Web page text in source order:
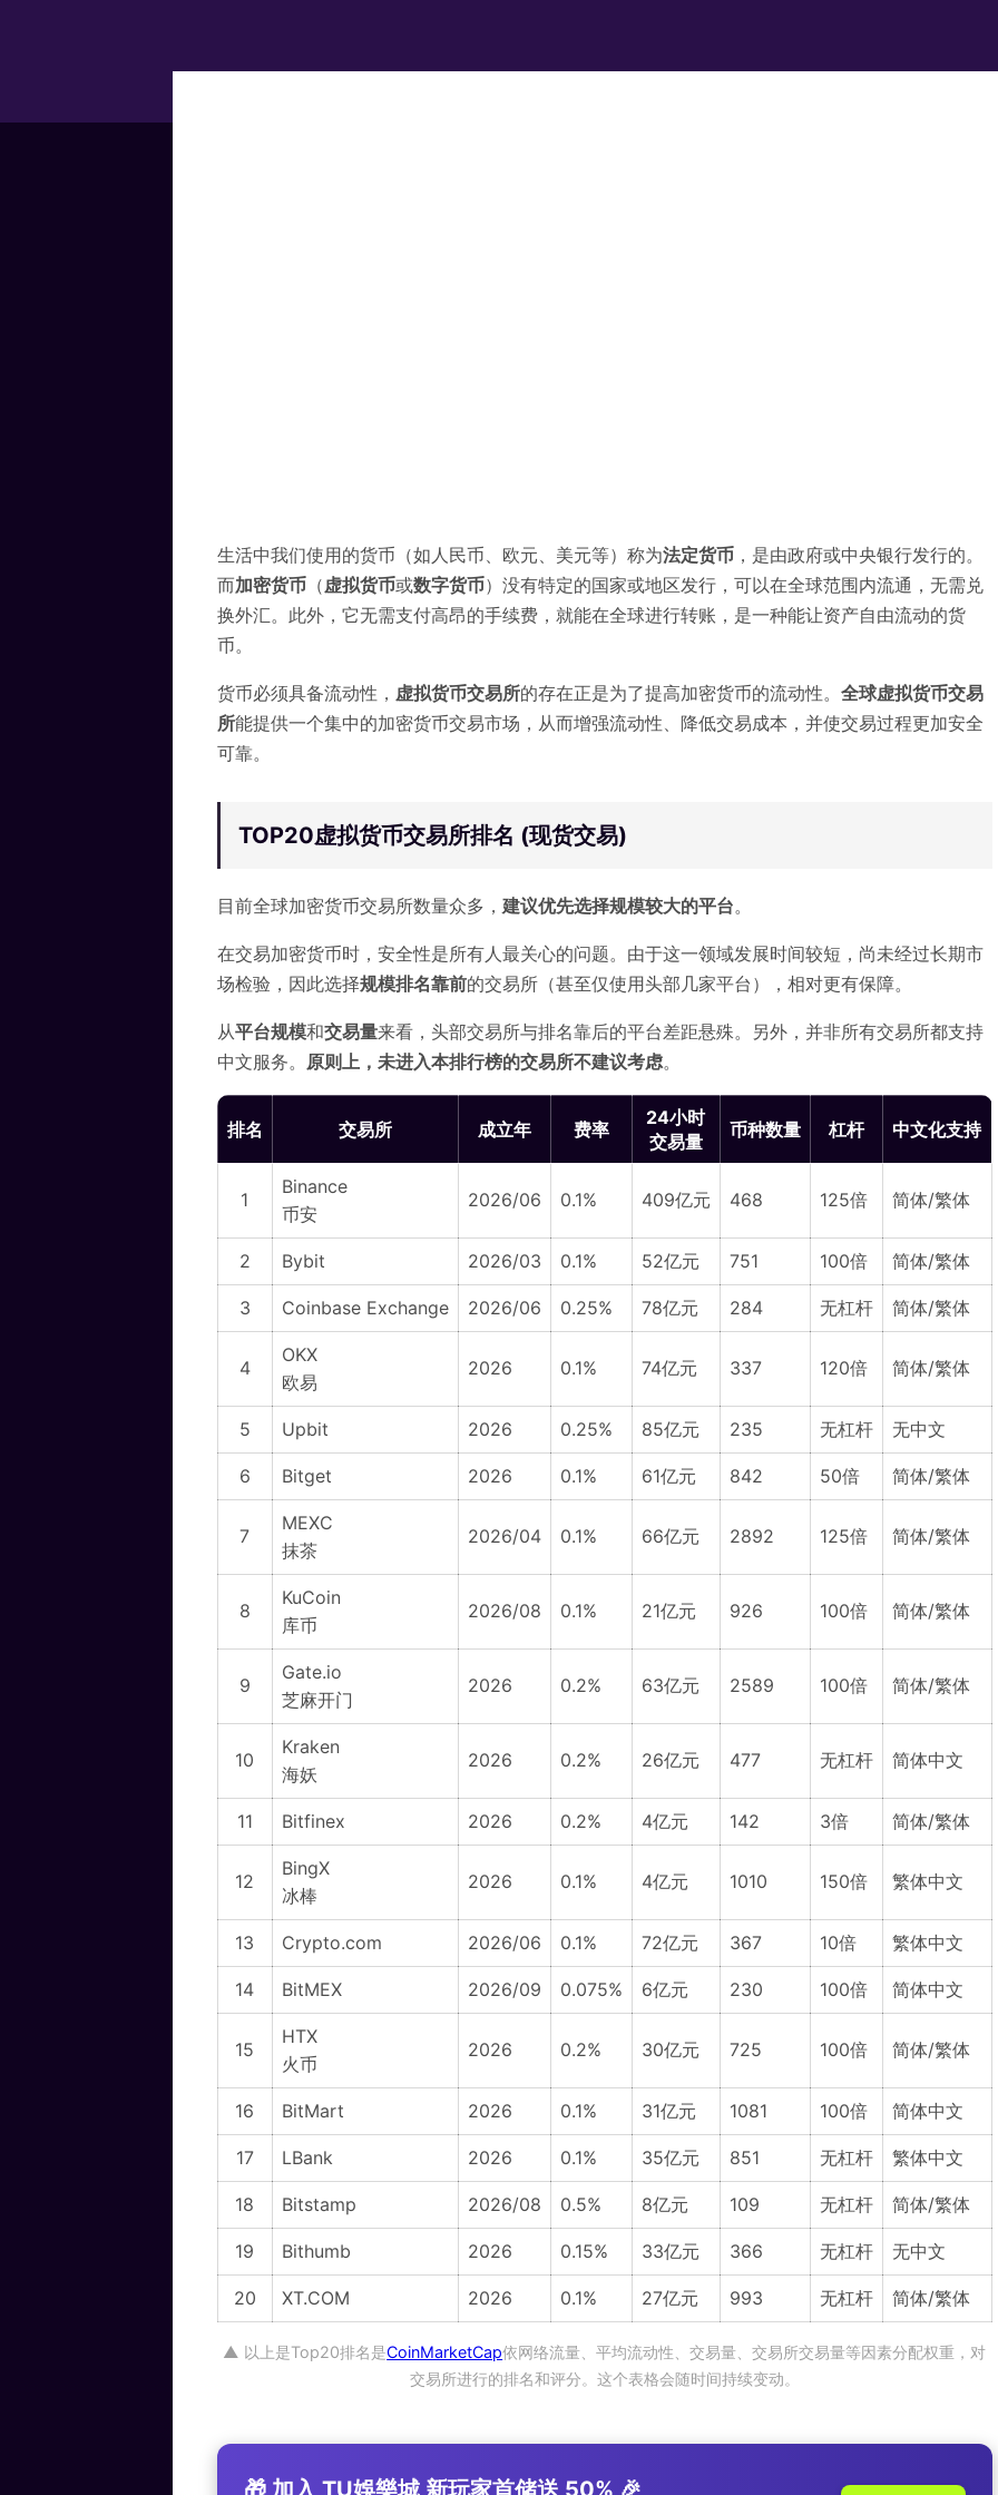
生活中我们使用的货币（如人民币、欧元、美元等）称为法定货币，是由政府或中央银行发行的。
而加密货币（虚拟货币或数字货币）没有特定的国家或地区发行，可以在全球范围内流通，无需兑
换外汇。此外，它无需支付高昂的手续费，就能在全球进行转账，是一种能让资产自由流动的货
币。
货币必须具备流动性， 虚拟货币交易所的存在正是为了提高加密货币的流动性。 全球虚拟货币交易
所能提供一个集中的加密货币交易市场，从而增强流动性、降低交易成本，并使交易过程更加安全
可靠。
TOP20虚拟货币交易所排名 (现货交易)
目前全球加密货币交易所数量众多， 建议优先选择规模较大的平台。
在交易加密货币时，安全性是所有人最关心的问题。由于这一领域发展时间较短，尚未经过长期市
场检验，因此选择规模排名靠前的交易所（甚至仅使用头部几家平台），相对更有保障。
从平台规模和交易量来看，头部交易所与排名靠后的平台差距悬殊。另外，并非所有交易所都支持
中文服务。 原则上，未进入本排行榜的交易所不建议考虑。
排名 交易所 成立年 费率
24小时
交易量
币种数量 杠杆 中文化支持
1
Binance
币安
2026/06 0.1% 409亿元 468 125倍 简体/繁体
2 Bybit 2026/03 0.1% 52亿元 751 100倍 简体/繁体
3 Coinbase Exchange 2026/06 0.25% 78亿元 284 无杠杆 简体/繁体
4
OKX
欧易
2026 0.1% 74亿元 337 120倍 简体/繁体
5 Upbit 2026 0.25% 85亿元 235 无杠杆 无中文
6 Bitget 2026 0.1% 61亿元 842 50倍 简体/繁体
7
MEXC
抹茶
2026/04 0.1% 66亿元 2892 125倍 简体/繁体
8
KuCoin
库币
2026/08 0.1% 21亿元 926 100倍 简体/繁体
9
Gate.io
芝麻开门
2026 0.2% 63亿元 2589 100倍 简体/繁体
10
Kraken
海妖
2026 0.2% 26亿元 477 无杠杆 简体中文
11 Bitfinex 2026 0.2% 4亿元 142 3倍 简体/繁体
12
BingX
冰棒
2026 0.1% 4亿元 1010 150倍 繁体中文
13 Crypto.com 2026/06 0.1% 72亿元 367 10倍 繁体中文
14 BitMEX 2026/09 0.075% 6亿元 230 100倍 简体中文
15
HTX
火币
2026 0.2% 30亿元 725 100倍 简体/繁体
16 BitMart 2026 0.1% 31亿元 1081 100倍 简体中文
17 LBank 2026 0.1% 35亿元 851 无杠杆 繁体中文
18 Bitstamp 2026/08 0.5% 8亿元 109 无杠杆 简体/繁体
19 Bithumb 2026 0.15% 33亿元 366 无杠杆 无中文
20 XT.COM 2026 0.1% 27亿元 993 无杠杆 简体/繁体
▲ 以上是Top20排名是CoinMarketCap依网络流量、平均流动性、交易量、交易所交易量等因素分配权重，对
交易所进行的排名和评分。这个表格会随时间持续变动。
🎁 加入 TU娛樂城 新玩家首储送 50% 🎉